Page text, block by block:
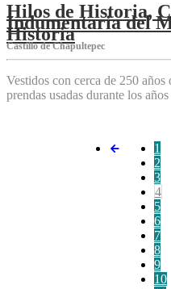
Hilos de Historia,
Indumentaria del
Historia
Castillo de Chapultepec
Vestidos con cerca de 250 años
prendas usadas durante los
1
2
3
4
5
6
7
8
9
10